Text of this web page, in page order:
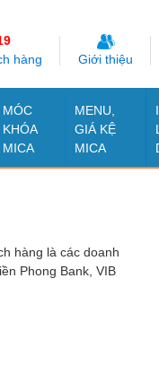
hàng
Giới thiệu
MÓC
KHÓA
MICA
MENU,
GIÁ KỆ
MICA
hàng là các doanh
Phong Bank, VIB